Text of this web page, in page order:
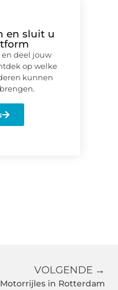
en sluit u
en deel jouw
op welke
kunnen
VOLGENDE →
in Rotterdam